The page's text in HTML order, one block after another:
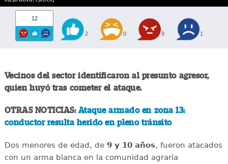
12
2 0 9 1
Vecinos del sector identificaron al presunto agresor,
quien huyó tras cometer el ataque.
OTRAS NOTICIAS:Ataque armado en zona 13:
conductor resulta herido en pleno tránsito
Dos menores de edad, de 9 y 10 años, fueron atacados
con un arma blanca en la comunidad agraria